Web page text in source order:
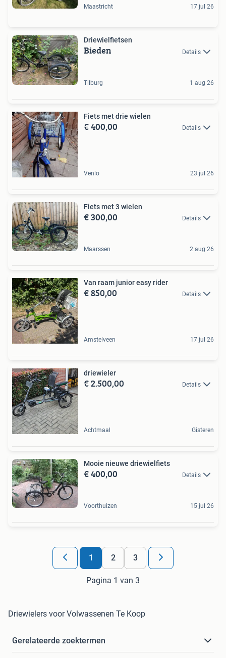
Maastricht 17 jul 26
Driewielfietsen
Bieden Details
Tilburg 1 aug 26
Fiets met drie wielen
€ 400,00 Details
Venlo 23 jul 26
Fiets met 3 wielen
€ 300,00 Details
Maarssen 2 aug 26
Van raam junior easy rider
€ 850,00 Details
Amstelveen 17 jul 26
driewieler
€ 2.500,00 Details
Achtmaal Gisteren
Mooie nieuwe driewielfiets
€ 400,00 Details
Voorthuizen 15 jul 26
1 2 3
Pagina 1 van 3
Driewielers voor Volwassenen Te Koop
Gerelateerde zoektermen